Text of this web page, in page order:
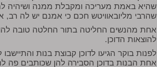
שהיא באמת מעריכה ומקבלת ממנה ושיהיה
שהרבי מליובאוויטש חכם כי אמנם יש לה
להוצאות הדוכן.
לפנות בוקר הגיעו לדוכן קבוצת בנות
אחת הבנות בדוכן הסבירה להן שכותבים פה